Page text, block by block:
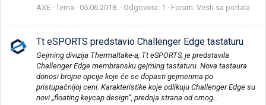
AXE Tema 05.06.2018. Odgovora: 1 Forum: Vesti sa portala
Tt eSPORTS predstavio Challenger Edge tastaturu
Gejming divizija Thermaltake-a, Tt eSPORTS, je predstavila
Challenger Edge membransku gejming tastaturu. Nova tastaura
donosi brojne opcije koje će se dopasti gejmerima po
pristupačnijoj ceni. Karakteristike koje odlikuju Challenger Edge su
novi „floating keycap design“, prednja strana od crnog...